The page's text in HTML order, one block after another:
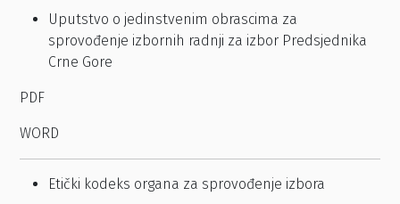
Uputstvo o jedinstvenim obrascima za
sprovođenje izbornih radnji za izbor Predsjednika
Crne Gore
PDF
WORD
Etički kodeks organa za sprovođenje izbora